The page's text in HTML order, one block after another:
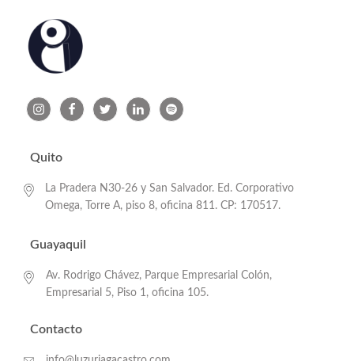
Quito
La Pradera N30-26 y San Salvador. Ed. Corporativo
Omega, Torre A, piso 8, oficina 811. CP: 170517.
Guayaquil
Av. Rodrigo Chávez, Parque Empresarial Colón,
Empresarial 5, Piso 1, oficina 105.
Contacto